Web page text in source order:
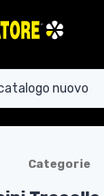
Categorie